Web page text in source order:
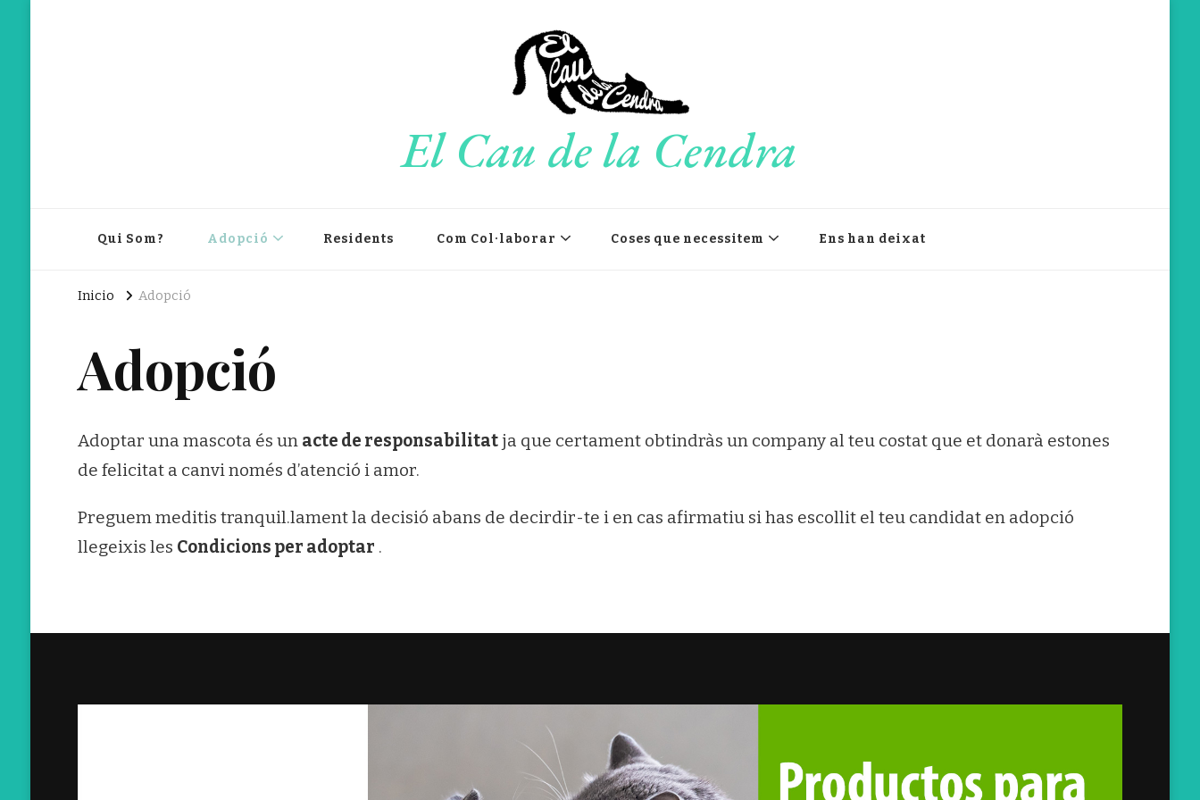
El Cau de la Cendra
Qui Som? Adopció Residents Com Col·laborar Coses que necessitem Ens han deixat
Inicio Adopció
Adopció
Adoptar una mascota és un acte de responsabilitatja que certament obtindràs un company al teu costat que et donarà estones
de felicitat a canvi només d’atenció i amor.
Preguem meditis tranquil.lament la decisió abans de decirdir-te i en cas afirmatiu si has escollit el teu candidat en adopció
llegeixis les Condicions per adoptar .